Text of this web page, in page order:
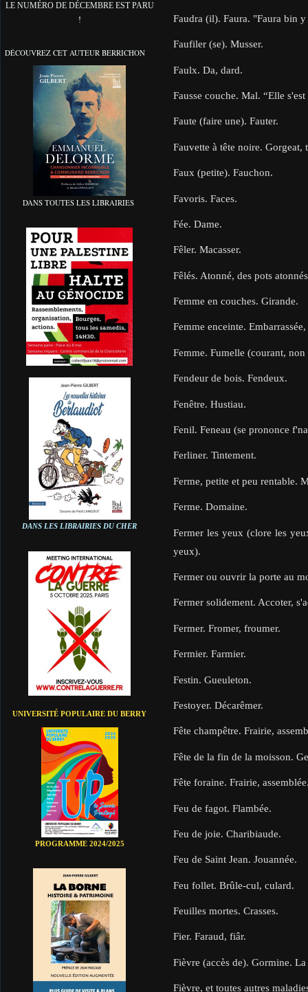
LE NUMÉRO DE DÉCEMBRE EST PARU
!
DÉCOUVREZ CET AUTEUR BERRICHON
DANS TOUTES LES LIBRAIRIES
DANS LES LIBRAIRIES DU CHER
UNIVERSITÉ POPULAIRE DU BERRY
PROGRAMME 2024/2025
Faudra (il). Faura. "Faura bin
Faufiler (se). Musser.
Faulx. Da, dard.
Fausse couche. Mal. “Elle
Faute (faire une). Fauter.
Fauvette à tête noire. Gorgeat,
Faux (petite). Fauchon.
Favoris. Faces.
Fée. Dame.
Fêler. Macasser.
Fêlés. Atonné, des pots
Femme en couches. Girande.
Femme enceinte.
Femme. Fumelle (courant,
Fendeur de bois. Fendeux.
Fenêtre. Hustiau.
Fenil. Feneau (se prononce
Ferliner. Tintement.
Ferme, petite et peu rentable.
Ferme. Domaine.
Fermer les yeux (clore les
yeux).
Fermer ou ouvrir la porte au
Fermer solidement. Accoter,
Fermer. Fromer, froumer.
Fermier. Farmier.
Festin. Gueuleton.
Festoyer. Décarêmer.
Fête champêtre. Frairie,
Fête de la fin de la moisson.
Fête foraine. Frairie,
Feu de fagot. Flambée.
Feu de joie. Charibiaude.
Feu de Saint Jean. Jouannée.
Feu follet. Brûle-cul, culard.
Feuilles mortes. Crasses.
Fier. Faraud, fiâr.
Fièvre (accès de). Gormine.
Fièvre, et toutes autres